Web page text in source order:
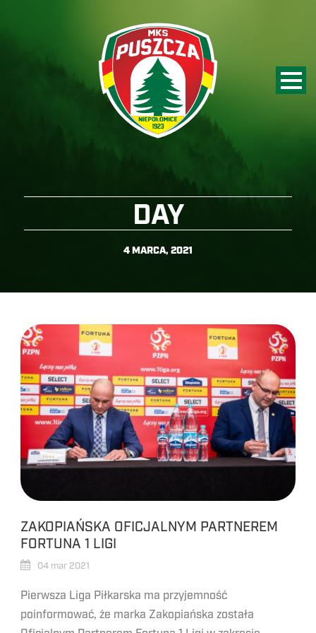
DAY
4 MARCA, 2021
ZAKOPIAŃSKA OFICJALNYM PARTNEREM
FORTUNA 1 LIGI
04 mar 2021
Pierwsza Liga Piłkarska ma przyjemność
poinformować, że marka Zakopiańska została